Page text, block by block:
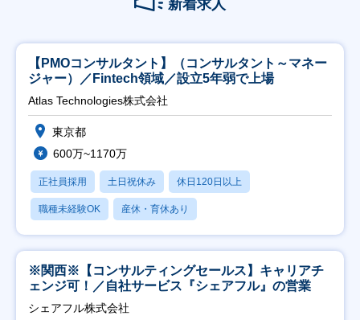
新着求人
【PMOコンサルタント】（コンサルタント～マネー
ジャー）／Fintech領域／設立5年弱で上場
Atlas Technologies株式会社
東京都
600万~1170万
正社員採用 土日祝休み 休日120日以上
職種未経験OK 産休・育休あり
※関西※【コンサルティングセールス】キャリアチ
ェンジ可！／自社サービス『シェアフル』の営業
シェアフル株式会社